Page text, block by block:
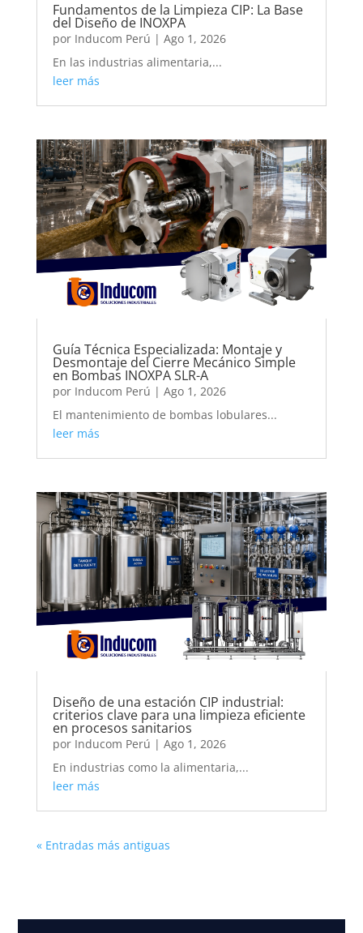
Fundamentos de la Limpieza CIP: La Base
del Diseño de INOXPA
por Inducom Perú | Ago 1, 2026
En las industrias alimentaria,...
leer más
Guía Técnica Especializada: Montaje y
Desmontaje del Cierre Mecánico Simple
en Bombas INOXPA SLR-A
por Inducom Perú | Ago 1, 2026
El mantenimiento de bombas lobulares...
leer más
Diseño de una estación CIP industrial:
criterios clave para una limpieza eficiente
en procesos sanitarios
por Inducom Perú | Ago 1, 2026
En industrias como la alimentaria,...
leer más
« Entradas más antiguas